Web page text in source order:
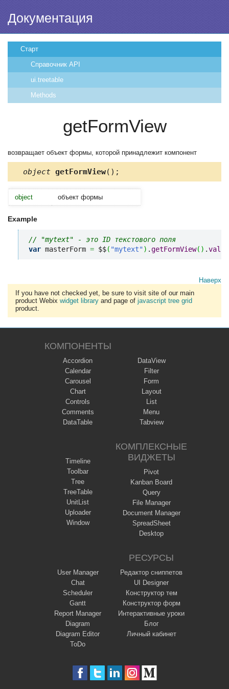
Документация
Старт
Справочник API
ui.treetable
Methods
getFormView
возвращает объект формы, которой принадлежит компонент
object getFormView();
object объект формы
Example
// "mytext" - это ID текстового поля
var masterForm = $$( "mytext") .getFormView( ) .
Наверх
If you have not checked yet, be sure to visit site of our main
product Webix widget library and page of javascript tree grid
product.
КОМПОНЕНТЫ
Accordion
Calendar
Carousel
Chart
Controls
Comments
DataTable
DataView
Filter
Form
Layout
List
Menu
Tabview
Timeline
Toolbar
Tree
TreeTable
UnitList
Uploader
Window
КОМПЛЕКСНЫЕ
ВИДЖЕТЫ
Pivot
Kanban Board
Query
File Manager
Document Manager
SpreadSheet
Desktop
User Manager
Chat
Scheduler
Gantt
Report Manager
Diagram
Diagram Editor
ToDo
РЕСУРСЫ
Редактор сниппетов
UI Designer
Конструктор тем
Конструктор форм
Интерактивные уроки
Блог
Личный кабинет